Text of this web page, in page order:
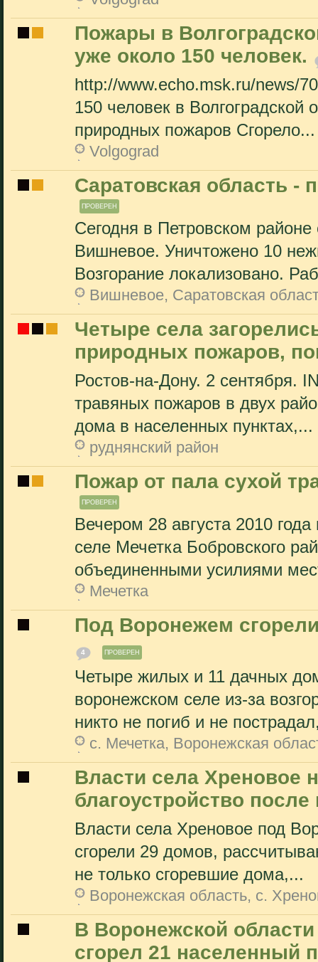
Пожары в
уже около 150 человек.
http://www.echo.msk.ru/news/
150 человек в
природных пожаров Сгорело...
Volgograd
Саратовская область -
ПРОВЕРЕН
Сегодня в Петровском
Вишневое. Уничтожено 10
Возгорание локализовано.
Вишневое, Саратовская
Четыре села
природных пожаров,
Ростов-на-Дону. 2 сентября.
травяных пожаров в двух
дома в населенных пунктах,...
руднянский район
Пожар от пала сухой
ПРОВЕРЕН
Вечером 28 августа 2010
селе Мечетка Бобровского
объединенными усилиями
Мечетка
Под Воронежем
4 ПРОВЕРЕН
Четыре жилых и 11 дачных
воронежском селе из-за
никто не погиб и не
с. Мечетка, Воронежская
Власти села Хреновое
благоустройство
Власти села Хреновое под
сгорели 29 домов,
не только сгоревшие дома,...
Воронежская область, с.
В Воронежской
сгорел 21 населенный